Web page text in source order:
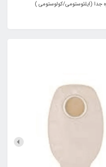
پروکسیما 2 ، ته باز گیره جدا (ایلئوستومی/کولوستومی )